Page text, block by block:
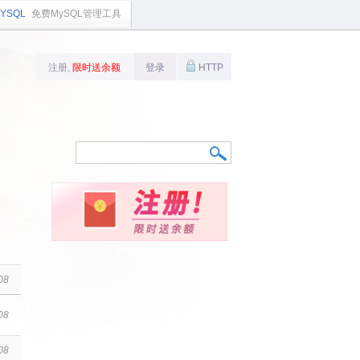
免费MySQL管理工具
注册, 限时送余额 登录 HTTP